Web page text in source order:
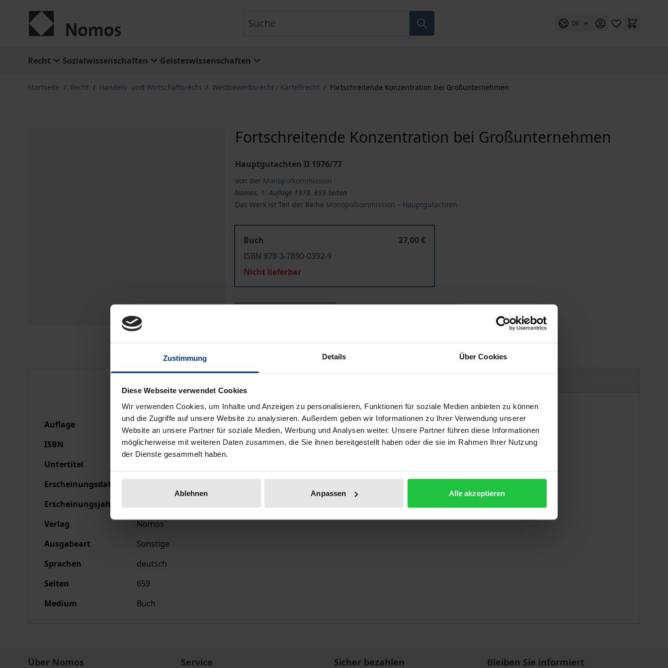
Zustimmung Details Über Cookies
Diese Webseite verwendet Cookies
Wir verwenden Cookies, um Inhalte und Anzeigen zu personalisieren, Funktionen für soziale Medien anbieten zu können
und die Zugriffe auf unsere Website zu analysieren. Außerdem geben wir Informationen zu Ihrer Verwendung unserer
Website an unsere Partner für soziale Medien, Werbung und Analysen weiter. Unsere Partner führen diese Informationen
möglicherweise mit weiteren Daten zusammen, die Sie ihnen bereitgestellt haben oder die sie im Rahmen Ihrer Nutzung
der Dienste gesammelt haben.
Ablehnen Anpassen Alle akzeptieren
DE
Recht Sozialwissenschaften Geisteswissenschaften
Startseite / Recht / Handels- und Wirtschaftsrecht / Wettbewerbsrecht / Kartellrecht / Fortschreitende Konzentration bei Großunternehmen
Fortschreitende Konzentration bei Großunternehmen
Hauptgutachten II 1976/77
Von der Monopolkommission
Nomos, 1. Auflage 1978, 659 Seiten
Das Werk ist Teil der Reihe Monopolkommission – Hauptgutachten
Buch
27,00 €
ISBN 978-3-7890-0392-9
Nicht lieferbar
Auflage
1
ISBN
978-3-7890-0392-9
Untertitel
Erscheinungsdatum
Erscheinungsjahr
Verlag
Nomos
Ausgabeart
Sonstige
Sprachen
deutsch
Seiten
659
Medium
Buch
Über Nomos Service Sicher bezahlen Bleiben Sie informiert